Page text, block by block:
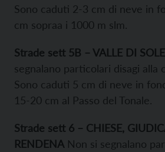
Sono caduti 2-3 cm di neve in
cm sopraa i 1000 m slm.
Strade sett 5B – VALLE DI SOLE
segnalano particolari disagi alla
Sono caduti 5 cm di neve in
15-20 cm al Passo del Tonale.
Strade sett 6 – CHIESE,
RENDENA Non si segnalano